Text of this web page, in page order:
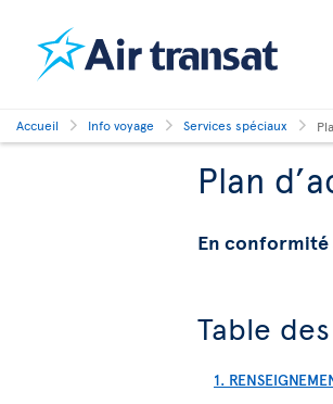
Accueil Info voyage Services spéciaux
Plan
En conformité
Table
1.